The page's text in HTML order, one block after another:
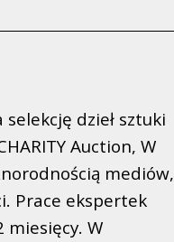
dzieł sztuki
Auction, W
mediów,
Prace ekspertek
miesięcy. W